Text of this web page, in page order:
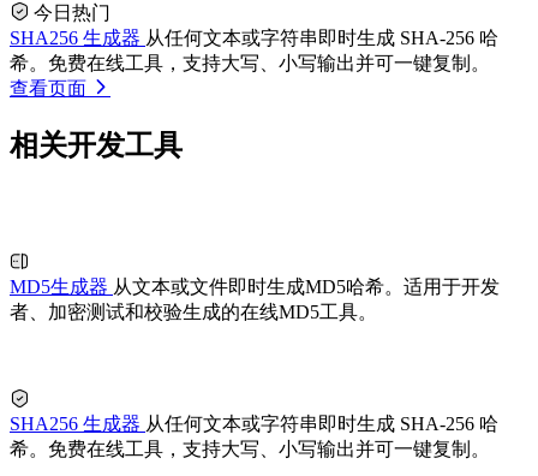
今日热门
SHA256 生成器 从任何文本或字符串即时生成 SHA-256 哈
希。免费在线工具，支持大写、小写输出并可一键复制。
查看页面
相关开发工具
MD5生成器 从文本或文件即时生成MD5哈希。适用于开发
者、加密测试和校验生成的在线MD5工具。
SHA256 生成器 从任何文本或字符串即时生成 SHA-256 哈
希。免费在线工具，支持大写、小写输出并可一键复制。